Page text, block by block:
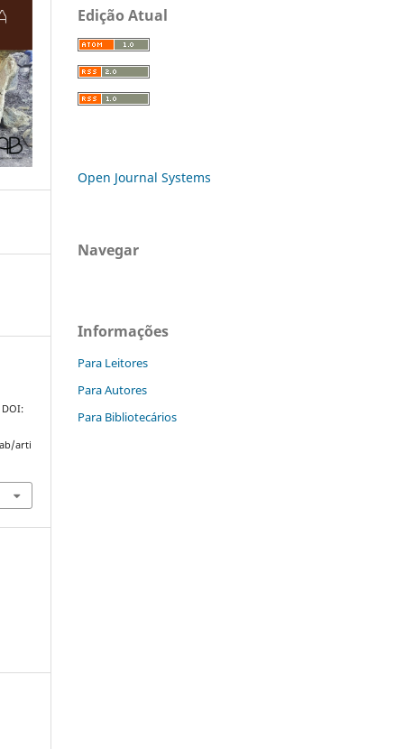
DOI:
arti
Edição Atual
Open Journal Systems
Navegar
Informações
Para Leitores
Para Autores
Para Bibliotecários